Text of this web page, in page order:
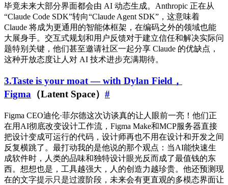
毕竟未来大部分界面都会由 AI 动态生成。Anthropic 正在从
“Claude Code SDK”转向“Claude Agent SDK”，这意味着
Claude 将成为更通用的智能体框架，在编码之外的领域也能
大展身手。交互式规划和用户反馈对于建立信任和解决实际问
题特别关键，他们甚至邀请社区一起分享 Claude 的优缺点，
这种开放态度让人对 AI 技术进步充满期待。
3.Taste is your moat — with Dylan Field，
Figma （Latent Space） #
Figma CEO迪伦·菲尔德这次访谈真的让人眼前一亮！他们正
在用AI彻底改变设计工作流，Figma Make和MCP服务器直接
把设计变成可运行的代码，设计师再也不用在设计和开发之间
反复横跳了。最打动我的是他说的那个观点：当AI能快速生
成软件时，人类的品味和独特设计眼光反而成了最值钱的东
西。想想也是，工具越强大，人的创造力越珍贵。他还预测现
在的文字提示只是过渡阶段，未来会有更直观的多模态界面让